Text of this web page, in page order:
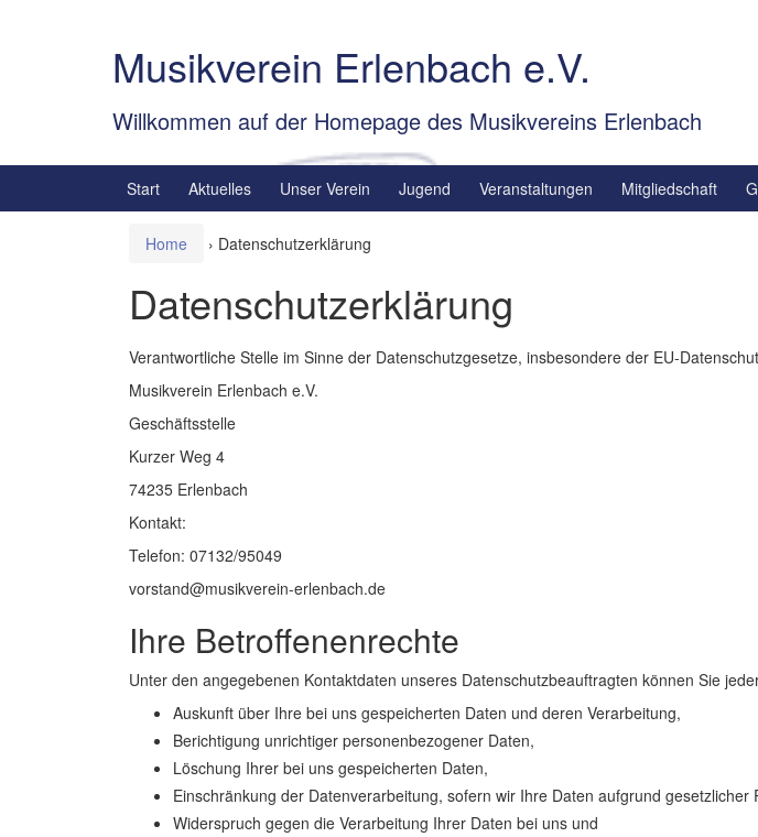
Musikverein Erlenbach e.V.
Willkommen auf der Homepage des Musikvereins Erlenbach
Start Aktuelles Unser Verein Jugend Veranstaltungen Mitgliedschaft
Home › Datenschutzerklärung
Datenschutzerklärung
Verantwortliche Stelle im Sinne der Datenschutzgesetze, insbesondere der EU-
Musikverein Erlenbach e.V.
Geschäftsstelle
Kurzer Weg 4
74235 Erlenbach
Kontakt:
Telefon: 07132/95049
vorstand@musikverein-erlenbach.de
Ihre Betroffenenrechte
Unter den angegebenen Kontaktdaten unseres Datenschutzbeauftragten können Sie
Auskunft über Ihre bei uns gespeicherten Daten und deren Verarbeitung,
Berichtigung unrichtiger personenbezogener Daten,
Löschung Ihrer bei uns gespeicherten Daten,
Einschränkung der Datenverarbeitung, sofern wir Ihre Daten aufgrund gesetzlicher
Widerspruch gegen die Verarbeitung Ihrer Daten bei uns und